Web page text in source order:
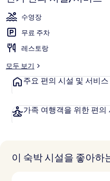
수영장
무료 주차
레스토랑
모두 보기
주요 편의 시설 및 서비스
가족 여행객을 위한 편의
이 숙박 시설을 좋아하